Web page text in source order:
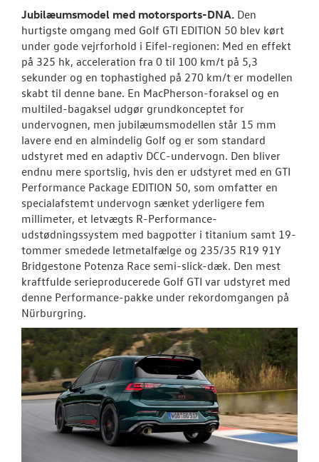
Jubilæumsmodel med motorsports-DNA. Den
hurtigste omgang med Golf GTI EDITION 50 blev kørt
under gode vejrforhold i Eifel-regionen: Med en effekt
på 325 hk, acceleration fra 0 til 100 km/t på 5,3
sekunder og en tophastighed på 270 km/t er modellen
skabt til denne bane. En MacPherson-foraksel og en
multiled-bagaksel udgør grundkonceptet for
undervognen, men jubilæumsmodellen står 15 mm
lavere end en almindelig Golf og er som standard
udstyret med en adaptiv DCC-undervogn. Den bliver
endnu mere sportslig, hvis den er udstyret med en GTI
Performance Package EDITION 50, som omfatter en
specialafstemt undervogn sænket yderligere fem
millimeter, et letvægts R-Performance-
udstødningssystem med bagpotter i titanium samt 19-
tommer smedede letmetalfælge og 235/35 R19 91Y
Bridgestone Potenza Race semi-slick-dæk. Den mest
kraftfulde serieproducerede Golf GTI var udstyret med
denne Performance-pakke under rekordomgangen på
Nürburgring.